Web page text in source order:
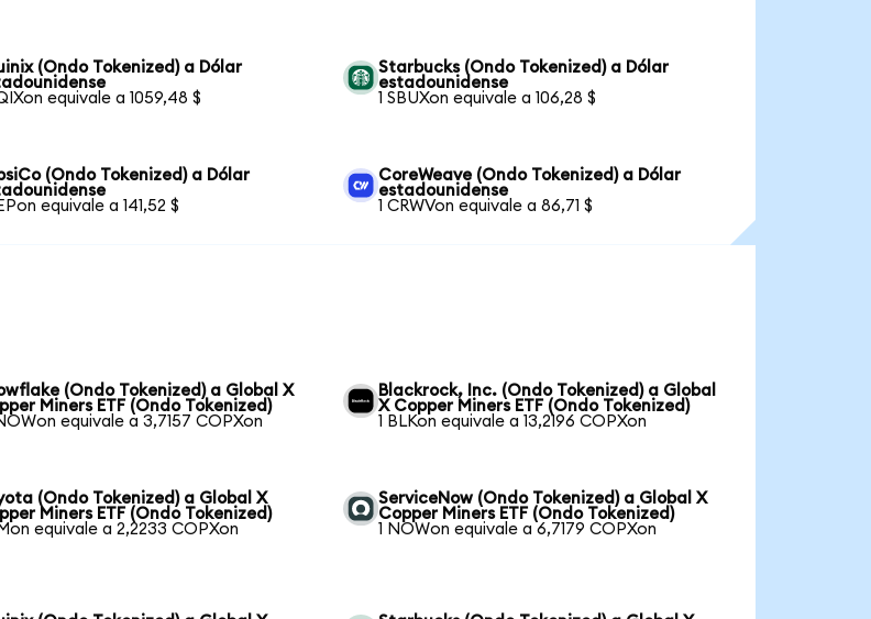
(Ondo Tokenized) a Dólar
equivale a 1059,48 $
Starbucks (Ondo Tokenized) a Dólar
estadounidense
1 SBUXon equivale a 106,28 $
(Ondo Tokenized) a Dólar
equivale a 141,52 $
CoreWeave (Ondo Tokenized) a Dólar
estadounidense
1 CRWVon equivale a 86,71 $
(Ondo Tokenized) a Global X
Miners ETF (Ondo Tokenized)
equivale a 3,7157 COPXon
Blackrock, Inc. (Ondo Tokenized) a Global
X Copper Miners ETF (Ondo Tokenized)
1 BLKon equivale a 13,2196 COPXon
(Ondo Tokenized) a Global X
Miners ETF (Ondo Tokenized)
equivale a 2,2233 COPXon
ServiceNow (Ondo Tokenized) a Global X
Copper Miners ETF (Ondo Tokenized)
1 NOWon equivale a 6,7179 COPXon